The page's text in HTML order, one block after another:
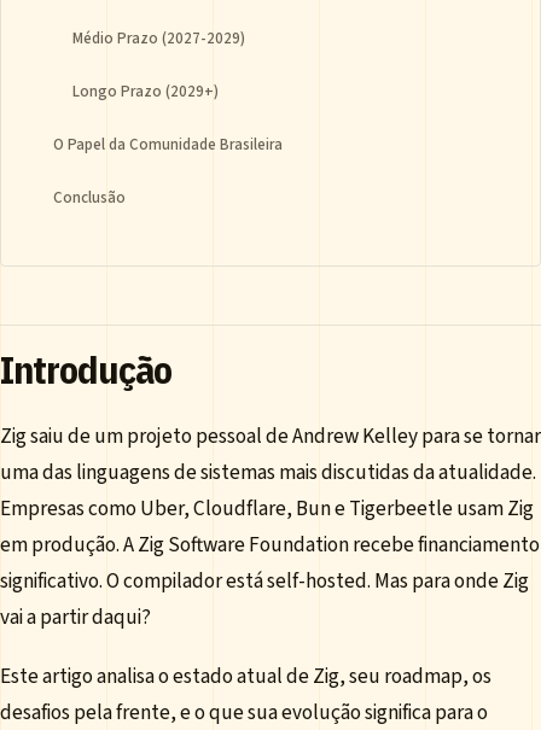
Médio Prazo (2027-2029)
Longo Prazo (2029+)
O Papel da Comunidade Brasileira
Conclusão
Introdução
Zig saiu de um projeto pessoal de Andrew Kelley para se tornar
uma das linguagens de sistemas mais discutidas da atualidade.
Empresas como Uber, Cloudflare, Bun e Tigerbeetle usam Zig
em produção. A Zig Software Foundation recebe financiamento
significativo. O compilador está self-hosted. Mas para onde Zig
vai a partir daqui?
Este artigo analisa o estado atual de Zig, seu roadmap, os
desafios pela frente, e o que sua evolução significa para o